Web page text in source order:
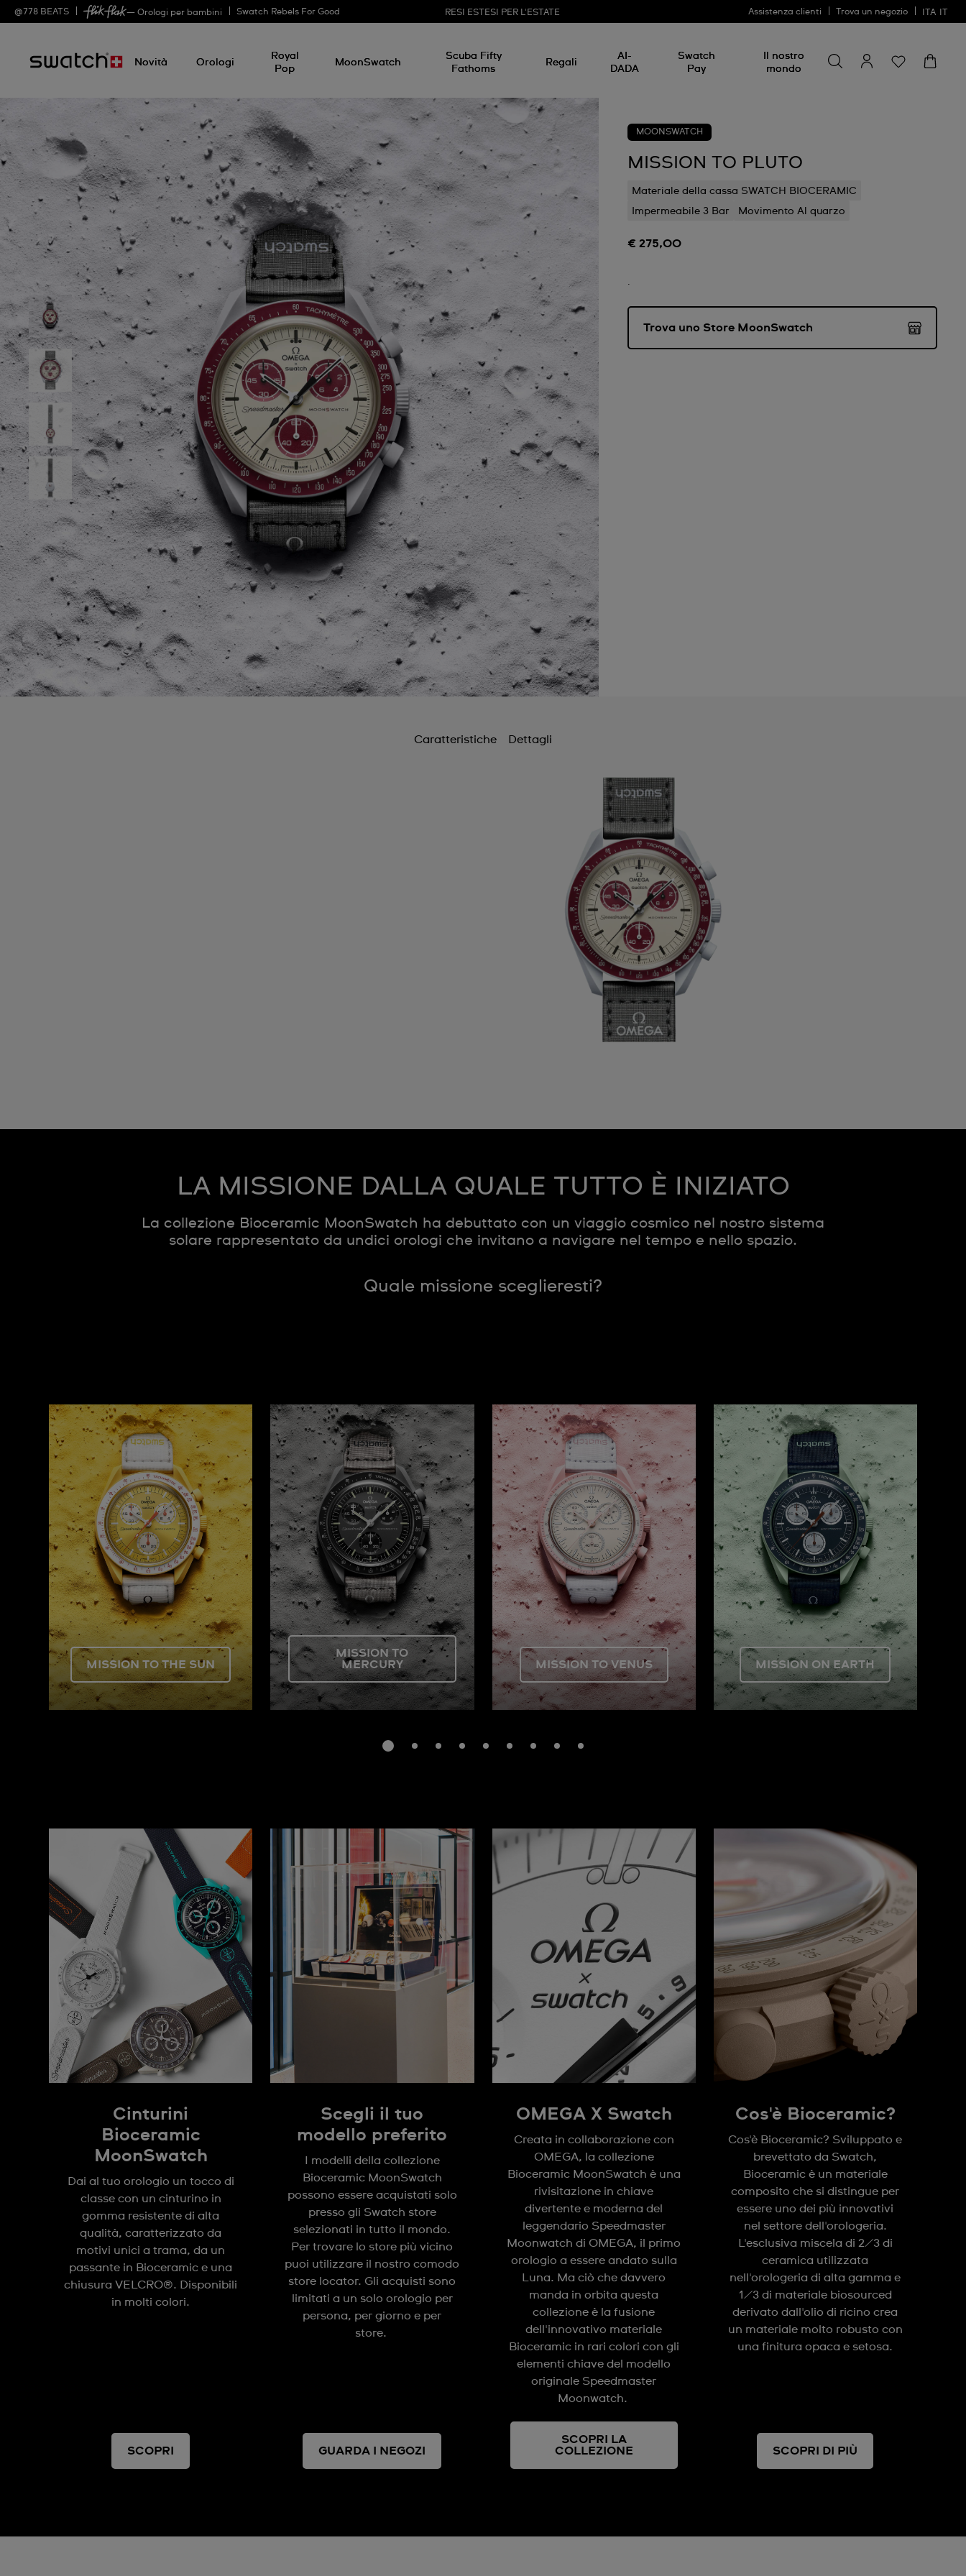
@ 778 BEATS — Orologi per bambini Swatch Rebels For Good RESI ESTESI PER L'ESTATE Assistenza clienti Trova un negozio ITA
Novità Orologi
Royal
Pop
MoonSwatch
Scuba Fifty
Fathoms
Regali
AI-
DADA
Swatch
Pay
Il nostro
mondo
MOONSWATCH
MISSION TO PLUTO
Materiale della cassa SWATCH BIOCERAMIC
Impermeabile 3 Bar
Movimento Al quarzo
€ 275,00
.
Trova uno Store MoonSwatch
Caratteristiche Dettagli
LA MISSIONE DALLA QUALE TUTTO È INIZIATO
La collezione Bioceramic MoonSwatch ha debuttato con un viaggio cosmico nel nostro sistema
solare rappresentato da undici orologi che invitano a navigare nel tempo e nello spazio.
Quale missione sceglieresti?
MISSION TO THE SUN
MISSION TO
MERCURY
MISSION TO VENUS MISSION ON EARTH
Cinturini
Bioceramic
MoonSwatch
Dai al tuo orologio un tocco di
classe con un cinturino in
gomma resistente di alta
qualità, caratterizzato da
motivi unici a trama, da un
passante in Bioceramic e una
chiusura VELCRO®. Disponibili
in molti colori.
SCOPRI
Scegli il tuo
modello preferito
I modelli della collezione
Bioceramic MoonSwatch
possono essere acquistati solo
presso gli Swatch store
selezionati in tutto il mondo.
Per trovare lo store più vicino
puoi utilizzare il nostro comodo
store locator. Gli acquisti sono
limitati a un solo orologio per
persona, per giorno e per
store.
GUARDA I NEGOZI
OMEGA X Swatch
Creata in collaborazione con
OMEGA, la collezione
Bioceramic MoonSwatch è una
rivisitazione in chiave
divertente e moderna del
leggendario Speedmaster
Moonwatch di OMEGA, il primo
orologio a essere andato sulla
Luna. Ma ciò che davvero
manda in orbita questa
collezione è la fusione
dell'innovativo materiale
Bioceramic in rari colori con gli
elementi chiave del modello
originale Speedmaster
Moonwatch.
SCOPRI LA
COLLEZIONE
Cos'è Bioceramic?
Cos'è Bioceramic? Sviluppato e
brevettato da Swatch,
Bioceramic è un materiale
composito che si distingue per
essere uno dei più innovativi
nel settore dell'orologeria.
L'esclusiva miscela di 2/3 di
ceramica utilizzata
nell'orologeria di alta gamma e
1/3 di materiale biosourced
derivato dall'olio di ricino crea
un materiale molto robusto con
una finitura opaca e setosa.
SCOPRI DI PIÙ